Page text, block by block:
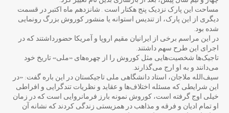
مساحت این پارک نزدیک پنج هکتار است . شانزدهم ماه اکتبر در قسمت
دیگری از این پارک، از تندیس استوانه یا منشور کوروش بزرگ رونمایی
شده بود.
در این مراسم برخی از ایرانیان مقیم اروپا و آمریکا حضورداشتند که در
اجرای این طرح سهم داشتند.
تاجیک‌ها شخصیت‌هایی مثل کوروش را از چهره‌های «ملی» تاریخ خود
می‌دانند و به او ارج می‌گذارند.
سیف‌الله ملاجان، استاد دانشگاهی ملی تاجیکستان در این باره گفت: «در
این شرایطی که مسئله اختلاف‌ها و عقاید و نظریات تندگرايی و افراطی
خیلی اوج گرفته است، کوروش نمونه بارز فرمانروایی است که در زمان
او تمام ادیان و فرقه و مذاهب در همزیستی زندگی کردند که نشانه آن